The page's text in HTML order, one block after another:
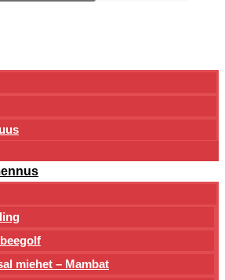
miehet – Mambat